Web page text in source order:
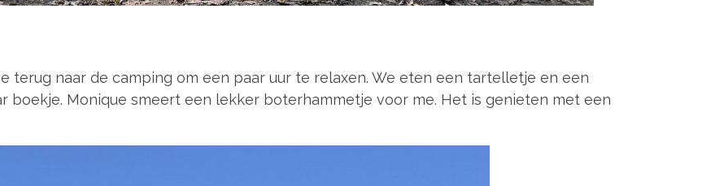
terug naar de camping om een paar uur te relaxen. We eten een tartelletje en een
boekje. Monique smeert een lekker boterhammetje voor me. Het is genieten met een